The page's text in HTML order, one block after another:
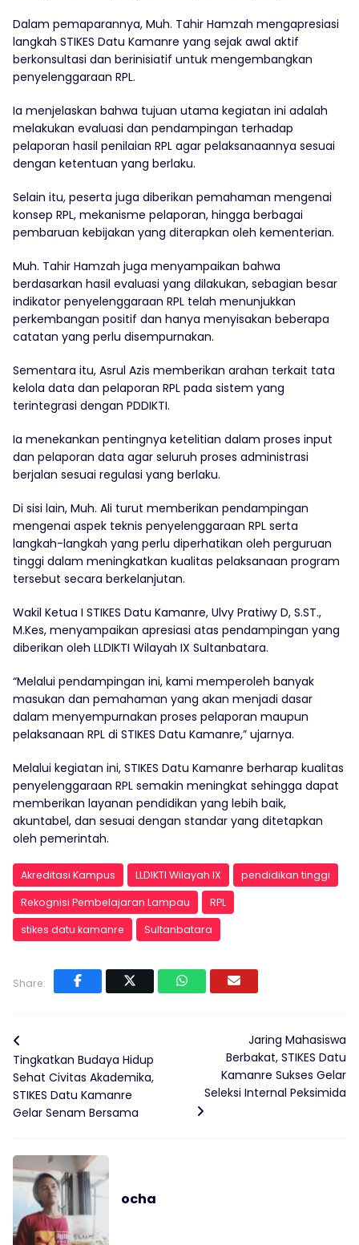
Dalam pemaparannya, Muh. Tahir Hamzah mengapresiasi
langkah STIKES Datu Kamanre yang sejak awal aktif
berkonsultasi dan berinisiatif untuk mengembangkan
penyelenggaraan RPL.
Ia menjelaskan bahwa tujuan utama kegiatan ini adalah
melakukan evaluasi dan pendampingan terhadap
pelaporan hasil penilaian RPL agar pelaksanaannya sesuai
dengan ketentuan yang berlaku.
Selain itu, peserta juga diberikan pemahaman mengenai
konsep RPL, mekanisme pelaporan, hingga berbagai
pembaruan kebijakan yang diterapkan oleh kementerian.
Muh. Tahir Hamzah juga menyampaikan bahwa
berdasarkan hasil evaluasi yang dilakukan, sebagian besar
indikator penyelenggaraan RPL telah menunjukkan
perkembangan positif dan hanya menyisakan beberapa
catatan yang perlu disempurnakan.
Sementara itu, Asrul Azis memberikan arahan terkait tata
kelola data dan pelaporan RPL pada sistem yang
terintegrasi dengan PDDIKTI.
Ia menekankan pentingnya ketelitian dalam proses input
dan pelaporan data agar seluruh proses administrasi
berjalan sesuai regulasi yang berlaku.
Di sisi lain, Muh. Ali turut memberikan pendampingan
mengenai aspek teknis penyelenggaraan RPL serta
langkah-langkah yang perlu diperhatikan oleh perguruan
tinggi dalam meningkatkan kualitas pelaksanaan program
tersebut secara berkelanjutan.
Wakil Ketua I STIKES Datu Kamanre, Ulvy Pratiwy D, S.ST.,
M.Kes, menyampaikan apresiasi atas pendampingan yang
diberikan oleh LLDIKTI Wilayah IX Sultanbatara.
“Melalui pendampingan ini, kami memperoleh banyak
masukan dan pemahaman yang akan menjadi dasar
dalam menyempurnakan proses pelaporan maupun
pelaksanaan RPL di STIKES Datu Kamanre,” ujarnya.
Melalui kegiatan ini, STIKES Datu Kamanre berharap kualitas
penyelenggaraan RPL semakin meningkat sehingga dapat
memberikan layanan pendidikan yang lebih baik,
akuntabel, dan sesuai dengan standar yang ditetapkan
oleh pemerintah.
Akreditasi Kampus LLDIKTI Wilayah IX
pendidikan tinggi
Rekognisi Pembelajaran Lampau
RPL
stikes datu kamanre
Sultanbatara
Share:
Tingkatkan Budaya Hidup
Sehat Civitas Akademika,
STIKES Datu Kamanre
Gelar Senam Bersama
Jaring Mahasiswa
Berbakat, STIKES Datu
Kamanre Sukses Gelar
Seleksi Internal Peksimida
ocha